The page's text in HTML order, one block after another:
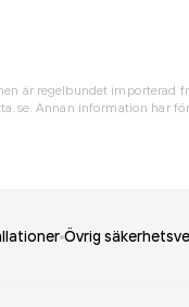
är regelbundet importerad
Annan information har
Övrig